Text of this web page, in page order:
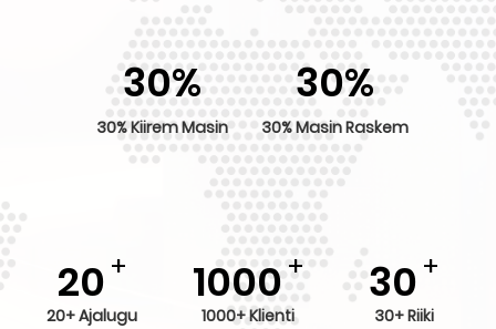
30%
30% Kiirem Masin
30%
30% Masin Raskem
20 +
20+ Ajalugu
1000 +
1000+ Klienti
30 +
30+ Riiki